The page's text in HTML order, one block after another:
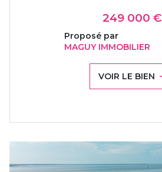
249 000 €
Proposé par
MAGUY IMMOBILIER
VOIR LE BIEN